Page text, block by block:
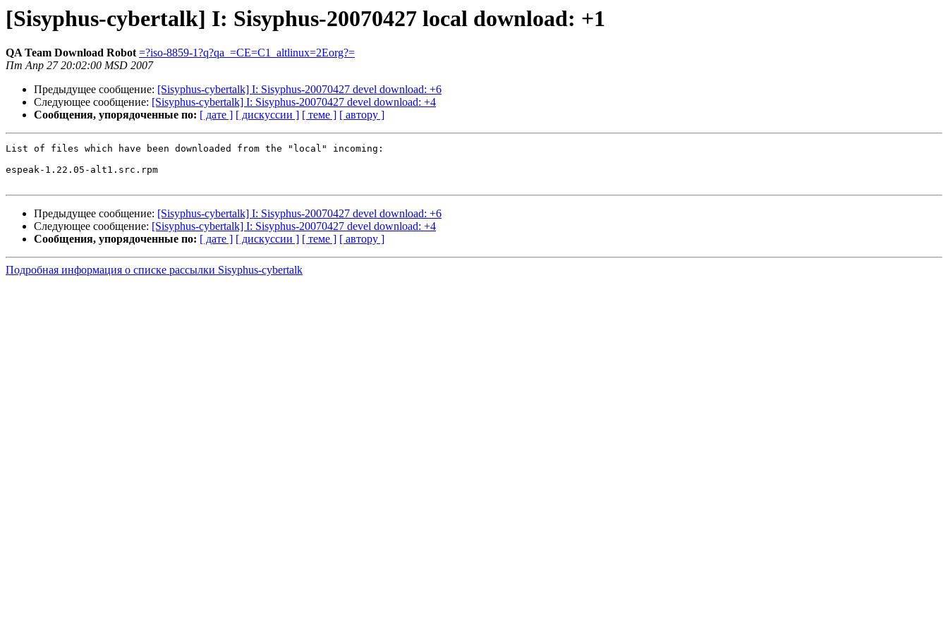
[Sisyphus-cybertalk] I: Sisyphus-20070427 local download: +1
QA Team Download Robot =?iso-8859-1?q?qa_=CE=C1_altlinux=2Eorg?=
Пт Апр 27 20:02:00 MSD 2007
Предыдущее сообщение: [Sisyphus-cybertalk] I: Sisyphus-20070427 devel download: +6
Следующее сообщение: [Sisyphus-cybertalk] I: Sisyphus-20070427 devel download: +4
Сообщения, упорядоченные по: [ дате ] [ дискуссии ] [ теме ] [ автору ]
List of files which have been downloaded from the "local" incoming:
espeak-1.22.05-alt1.src.rpm
Предыдущее сообщение: [Sisyphus-cybertalk] I: Sisyphus-20070427 devel download: +6
Следующее сообщение: [Sisyphus-cybertalk] I: Sisyphus-20070427 devel download: +4
Сообщения, упорядоченные по: [ дате ] [ дискуссии ] [ теме ] [ автору ]
Подробная информация о списке рассылки Sisyphus-cybertalk